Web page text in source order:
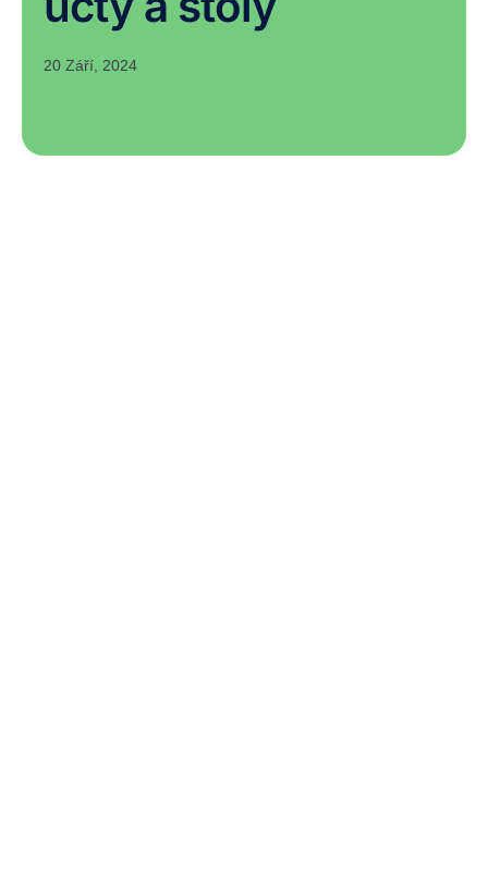
20 Září, 2024